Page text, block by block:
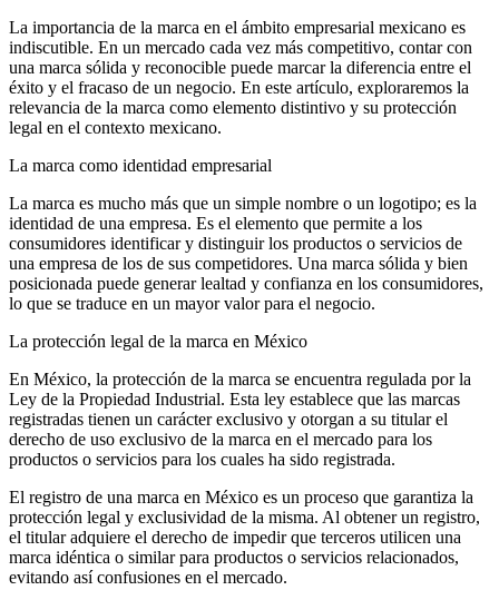
La importancia de la marca en el ámbito empresarial mexicano es
indiscutible. En un mercado cada vez más competitivo, contar con
una marca sólida y reconocible puede marcar la diferencia entre el
éxito y el fracaso de un negocio. En este artículo, exploraremos la
relevancia de la marca como elemento distintivo y su protección
legal en el contexto mexicano.
La marca como identidad empresarial
La marca es mucho más que un simple nombre o un logotipo; es la
identidad de una empresa. Es el elemento que permite a los
consumidores identificar y distinguir los productos o servicios de
una empresa de los de sus competidores. Una marca sólida y bien
posicionada puede generar lealtad y confianza en los consumidores,
lo que se traduce en un mayor valor para el negocio.
La protección legal de la marca en México
En México, la protección de la marca se encuentra regulada por la
Ley de la Propiedad Industrial. Esta ley establece que las marcas
registradas tienen un carácter exclusivo y otorgan a su titular el
derecho de uso exclusivo de la marca en el mercado para los
productos o servicios para los cuales ha sido registrada.
El registro de una marca en México es un proceso que garantiza la
protección legal y exclusividad de la misma. Al obtener un registro,
el titular adquiere el derecho de impedir que terceros utilicen una
marca idéntica o similar para productos o servicios relacionados,
evitando así confusiones en el mercado.